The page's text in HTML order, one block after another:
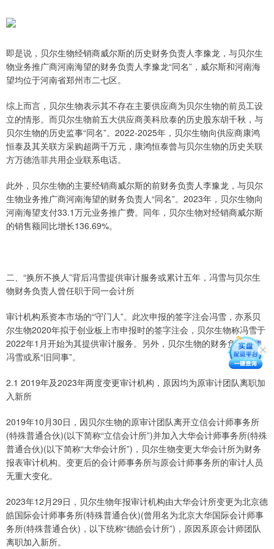
即是说，贝尔生物经销商威尔斯的历史财务负责人李豫龙，与贝尔生
物业务推广商河南海望的财务负责人李豫龙“同名”，威尔斯和河南海
望均位于河南省郑州市二七区。
综上而言，贝尔生物表示其不存在主要供应商为贝尔生物的前员工设
立的情形。而贝尔生物前五大供应商美科欣泰的历史股东胡千秋，与
贝尔生物的历史监事“同名”。2022-2025年，贝尔生物向供应商康鸿
恒泰及其关联方采购超两千万元，康鸿恒泰曾与贝尔生物的历史关联
方万德浩菲共用企业联系电话。
此外，贝尔生物的主要经销商威尔斯的前财务负责人李豫龙，与贝尔
生物业务推广商河南海望的财务负责人“同名”。2023年，贝尔生物向
河南海望支付33.1万元业务推广费。同年，贝尔生物对经销商威尔斯
的销售额同比增长136.69%。
二、“换所不换人”背后冯雪提供审计服务或累计五年，冯雪与贝尔生
物财务负责人曾任职于同一会计所
审计机构系资本市场的“守门人”。此次申报的签字注会冯雪，亦系贝
尔生物2020年拟于创业板上市申报时的签字注会，贝尔生物称冯雪于
2022年1月开始为其提供审计服务。另外，贝尔生物的财务负责人和
冯雪或系“旧同事”。
2.1 2019年及2023年两度变更审计机构，原因均为原审计团队离职加
入新所
2019年10月30日，因贝尔生物的原审计团队离开立信会计师事务所
(特殊普通合伙)(以下简称“立信会计所”)并加入大华会计师事务所(特殊
普通合伙)(以下简称“大华会计所”)，贝尔生物变更大华会计所为财务
报表审计机构。变更后的会计师事务所与原会计师事务所的审计人员
无重大变化。
2023年12月29日，贝尔生物年报审计机构由大华会计所变更为北京德
皓国际会计师事务所(特殊普通合伙)(曾用名为北京大华国际会计师事
务所(特殊普通合伙)，以下统称“德皓会计所”)，原因系原会计师团队
离职加入新所。